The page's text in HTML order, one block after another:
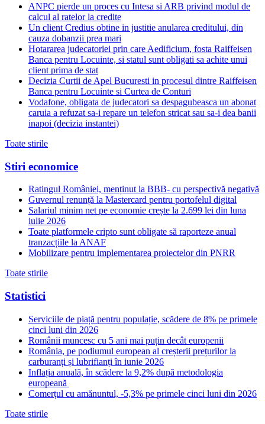
ANPC pierde un proces cu Intesa si ARB privind modul de
calcul al ratelor la credite
Un client Credius obtine in justitie anularea creditului, din
cauza dobanzii prea mari
Hotararea judecatoriei prin care Aedificium, fosta Raiffeisen
Banca pentru Locuinte, si statul sunt obligati sa achite unui
client prima de stat
Decizia Curtii de Apel Bucuresti in procesul dintre Raiffeisen
Banca pentru Locuinte si Curtea de Conturi
Vodafone, obligata de judecatori sa despagubeasca un abonat
caruia a refuzat sa-i repare un telefon stricat sau sa-i dea banii
inapoi (decizia instantei)
Toate stirile
Stiri economice
Ratingul României, menținut la BBB- cu perspectivă negativă
Guvernul renunță la Mastercard pentru portofelul digital
Salariul minim net pe economie crește la 2.699 lei din luna
iulie 2026
Toate platformele cripto sunt obligate să raporteze anual
tranzacțiile la ANAF
Mobilizare pentru implementarea proiectelor din PNRR
Toate stirile
Statistici
Serviciile de piață pentru populație, scădere de 8% pe primele
cinci luni din 2026
Românii muncesc cu 5 ani mai puțin decât europenii
România, pe podiumul european al creșterii prețurilor la
carburanți și lubrifianți în iunie 2026
Inflația anuală, în scădere la 9,2% după metodologia
europeană
Comerțul cu amănuntul, -5,3% pe primele cinci luni din 2026
Toate stirile